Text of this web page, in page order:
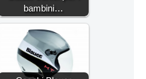
bambini…